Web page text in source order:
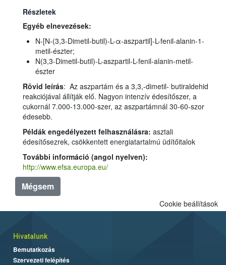
Részletek
Egyéb elnevezések:
N-[N-(3,3-Dimetil-butil)-L-α-aszpartil]-L-fenil-alanin-1-
metil-észter;
N(3,3-Dimetil-butil)-L-aszpartil-L-fenil-alanin-metil-
észter
Rövid leírás: Az aszpartám és a 3,3,-dimetil- butiraldehid
reakciójával állítják elő. Nagyon intenzív édesítőszer, a
cukornál 7.000-13.000-szer, az aszpartámnál 30-60-szor
édesebb.
Példák engedélyezett felhasználásra: asztali
édesítősezrek, csökkentett energiatartalmú üdítőitalok
További információ (angol nyelven):
http://www.efsa.europa.eu/
Mégsem
Cookie beállítások
Hivatalunk
Bemutatkozás
Szervezeti felépítés